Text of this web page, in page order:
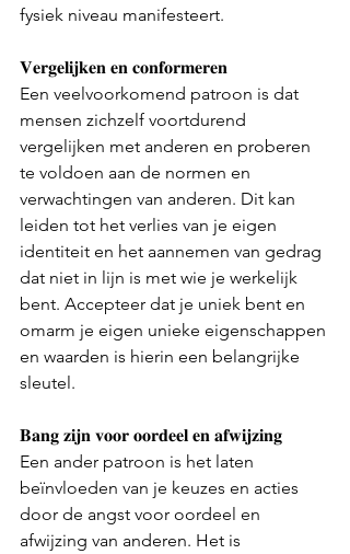
fysiek niveau manifesteert.
𝐕𝐞𝐫𝐠𝐞𝐥𝐢𝐣𝐤𝐞𝐧 𝐞𝐧 𝐜𝐨𝐧𝐟𝐨𝐫𝐦𝐞𝐫𝐞𝐧
Een veelvoorkomend patroon is dat
mensen zichzelf voortdurend
vergelijken met anderen en proberen
te voldoen aan de normen en
verwachtingen van anderen. Dit kan
leiden tot het verlies van je eigen
identiteit en het aannemen van gedrag
dat niet in lijn is met wie je werkelijk
bent. Accepteer dat je uniek bent en
omarm je eigen unieke eigenschappen
en waarden is hierin een belangrijke
sleutel.
𝐁𝐚𝐧𝐠 𝐳𝐢𝐣𝐧 𝐯𝐨𝐨𝐫 𝐨𝐨𝐫𝐝𝐞𝐞𝐥 𝐞𝐧 𝐚𝐟𝐰𝐢𝐣𝐳𝐢𝐧𝐠
Een ander patroon is het laten
beïnvloeden van je keuzes en acties
door de angst voor oordeel en
afwijzing van anderen. Het is